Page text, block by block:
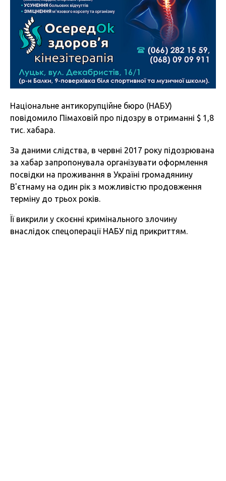
Національне антикорупційне бюро (НАБУ)
повідомило Пімаховій про підозру в отриманні $ 1,8
тис. хабара.
За даними слідства, в червні 2017 року підозрювана
за хабар запропонувала організувати оформлення
посвідки на проживання в Україні громадянину
В'єтнаму на один рік з можливістю продовження
терміну до трьох років.
Її викрили у скоєнні кримінального злочину
внаслідок спецоперації НАБУ під прикриттям.